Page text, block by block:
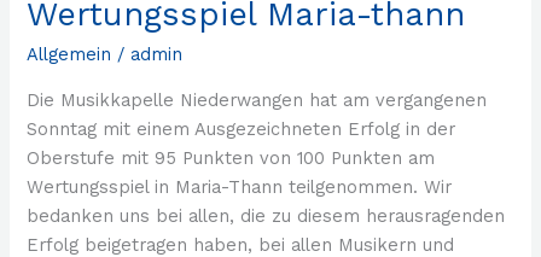
Wertungsspiel Maria-thann
Allgemein / admin
Die Musikkapelle Niederwangen hat am vergangenen
Sonntag mit einem Ausgezeichneten Erfolg in der
Oberstufe mit 95 Punkten von 100 Punkten am
Wertungsspiel in Maria-Thann teilgenommen. Wir
bedanken uns bei allen, die zu diesem herausragenden
Erfolg beigetragen haben, bei allen Musikern und
Wertungsspiel
thann